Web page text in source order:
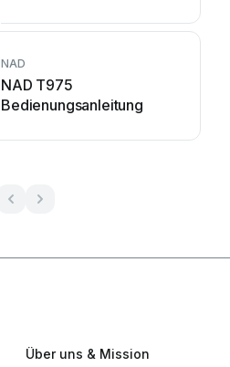
NAD
NAD T975
Bedienungsanleitung
Über uns & Mission